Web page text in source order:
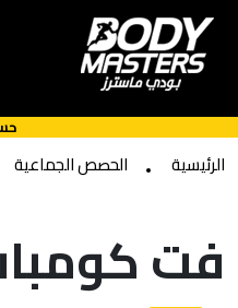
الرئيسية الحصص الجماعية
فت